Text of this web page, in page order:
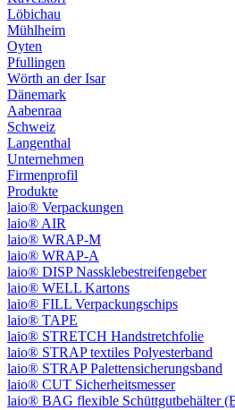
Löbichau
Mühlheim
Oyten
Pfullingen
Wörth an der Isar
Dänemark
Aabenraa
Schweiz
Langenthal
Unternehmen
Firmenprofil
Produkte
laio® Verpackungen
laio® AIR
laio® WRAP-M
laio® WRAP-A
laio® DISP Nassklebestreifengeber
laio® WELL Kartons
laio® FILL Verpackungschips
laio® TAPE
laio® STRETCH Handstretchfolie
laio® STRAP textiles Polyesterband
laio® STRAP Palettensicherungsband
laio® CUT Sicherheitsmesser
laio® BAG flexible Schüttgutbehälter